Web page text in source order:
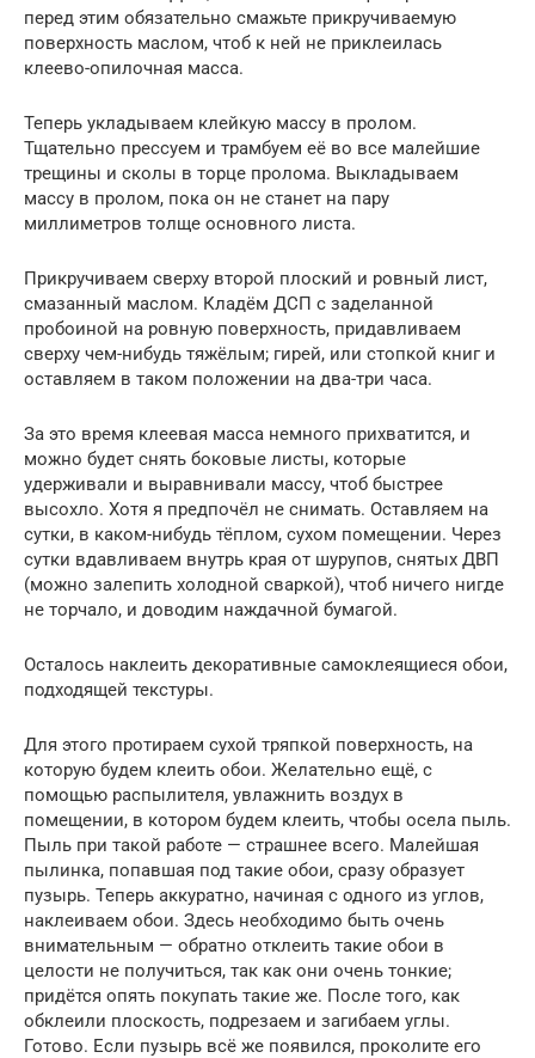
перед этим обязательно смажьте прикручиваемую
поверхность маслом, чтоб к ней не приклеилась
клеево-опилочная масса.
Теперь укладываем клейкую массу в пролом.
Тщательно прессуем и трамбуем её во все малейшие
трещины и сколы в торце пролома. Выкладываем
массу в пролом, пока он не станет на пару
миллиметров толще основного листа.
Прикручиваем сверху второй плоский и ровный лист,
смазанный маслом. Кладём ДСП с заделанной
пробоиной на ровную поверхность, придавливаем
сверху чем-нибудь тяжёлым; гирей, или стопкой книг и
оставляем в таком положении на два-три часа.
За это время клеевая масса немного прихватится, и
можно будет снять боковые листы, которые
удерживали и выравнивали массу, чтоб быстрее
высохло. Хотя я предпочёл не снимать. Оставляем на
сутки, в каком-нибудь тёплом, сухом помещении. Через
сутки вдавливаем внутрь края от шурупов, снятых ДВП
(можно залепить холодной сваркой), чтоб ничего нигде
не торчало, и доводим наждачной бумагой.
Осталось наклеить декоративные самоклеящиеся обои,
подходящей текстуры.
Для этого протираем сухой тряпкой поверхность, на
которую будем клеить обои. Желательно ещё, с
помощью распылителя, увлажнить воздух в
помещении, в котором будем клеить, чтобы осела пыль.
Пыль при такой работе — страшнее всего. Малейшая
пылинка, попавшая под такие обои, сразу образует
пузырь. Теперь аккуратно, начиная с одного из углов,
наклеиваем обои. Здесь необходимо быть очень
внимательным — обратно отклеить такие обои в
целости не получиться, так как они очень тонкие;
придётся опять покупать такие же. После того, как
обклеили плоскость, подрезаем и загибаем углы.
Готово. Если пузырь всё же появился, проколите его